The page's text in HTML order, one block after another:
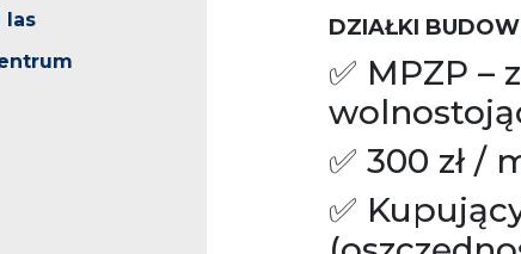
las
DZIAŁKI
✅ MPZP –
✅ 300 zł /
✅